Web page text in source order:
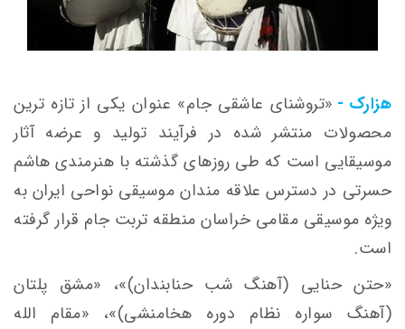
هزارک - «تروشنای عاشقی جام» عنوان یکی از تازه ترین
محصولات منتشر شده در فرآیند تولید و عرضه آثار
موسیقایی است که طی روزهای گذشته با هنرمندی هاشم
حسرتی در دسترس علاقه مندان موسیقی نواحی ایران به
ویژه موسیقی مقامی خراسان منطقه تربت جام قرار گرفته
است.
«حتن حنایی (آهنگ شب حنابندان)»، «مشق پلتان
(آهنگ سواره نظام دوره هخامنشی)»، «مقام الله